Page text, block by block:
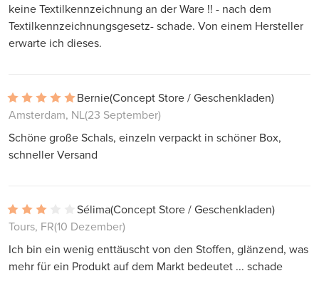
keine Textilkennzeichnung an der Ware !! - nach dem
Textilkennzeichnungsgesetz- schade. Von einem Hersteller
erwarte ich dieses.
Bernie(Concept Store / Geschenkladen)
Amsterdam, NL(23 September)
Schöne große Schals, einzeln verpackt in schöner Box,
schneller Versand
Sélima(Concept Store / Geschenkladen)
Tours, FR(10 Dezember)
Ich bin ein wenig enttäuscht von den Stoffen, glänzend, was
mehr für ein Produkt auf dem Markt bedeutet ... schade